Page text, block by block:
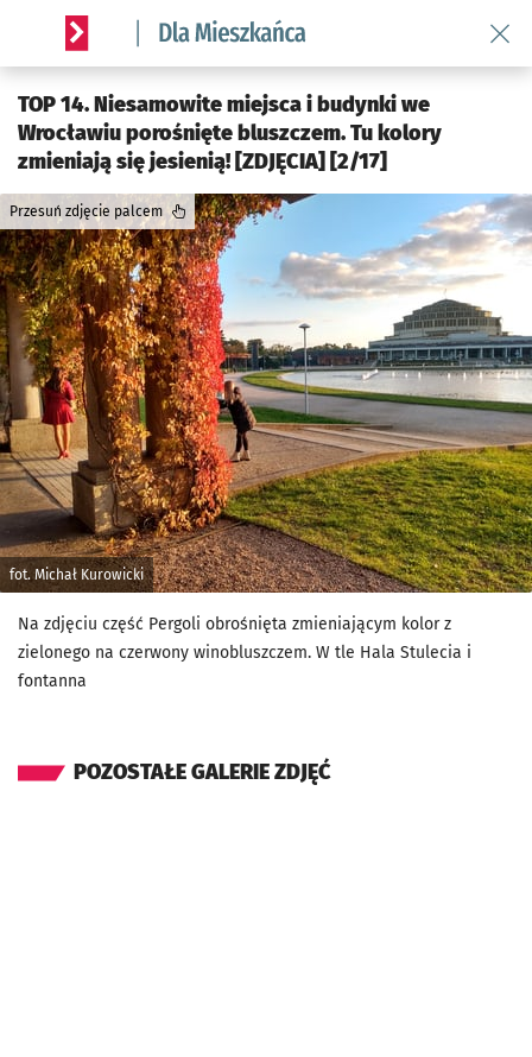
Serwis informacyjny wroclaw.pl podserwis: Dla mieszkańca
TOP 14. Niesamowite miejsca i budynki we
Wrocławiu porośnięte bluszczem. Tu kolory
zmieniają się jesienią! [ZDJĘCIA] [2/17]
fot. Michał Kurowicki
Przesuń zdjęcie palcem
Na zdjęciu część Pergoli obrośnięta zmieniającym kolor z
zielonego na czerwony winobluszczem. W tle Hala Stulecia i
fontanna
POZOSTAŁE GALERIE ZDJĘĆ